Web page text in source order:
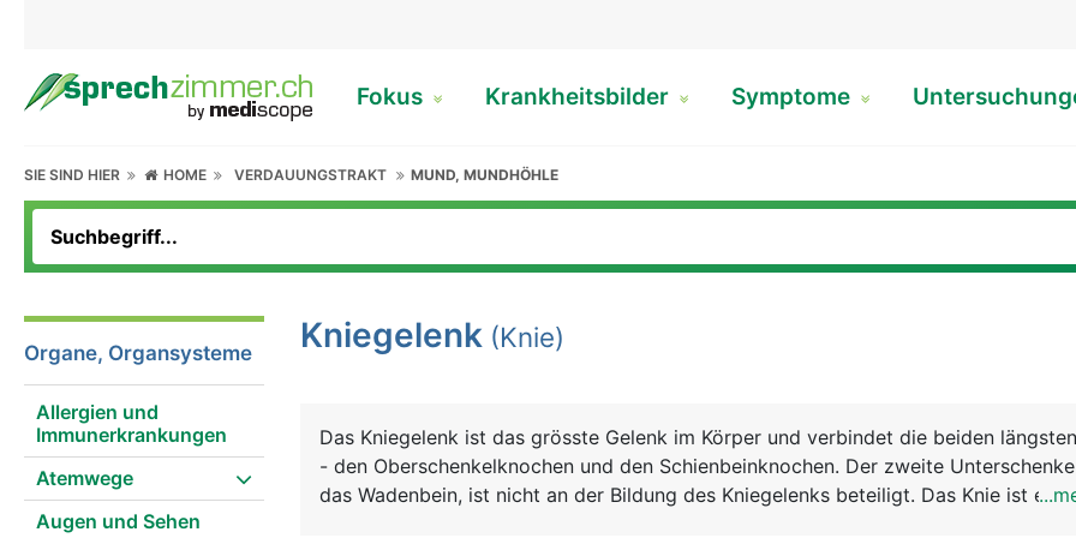
Fokus Krankheitsbilder Symptome
SIE SIND HIER HOME VERDAUUNGSTRAKT MUND, MUNDHÖHLE
Organe, Organsysteme
Allergien und
Immunerkrankungen
Atemwege
Augen und Sehen
Kniegelenk (Knie)
Das Kniegelenk ist das grösste Gelenk im Körper und verbindet die beiden
- den Oberschenkelknochen und den Schienbeinknochen. Der zweite
das Wadenbein, ist nicht an der Bildung des Kniegelenks beteiligt. Das Knie ist eine